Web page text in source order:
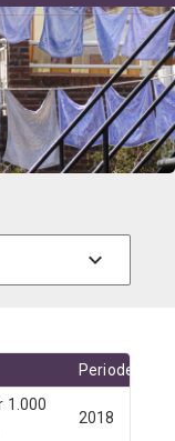
Periode
1.000
2018